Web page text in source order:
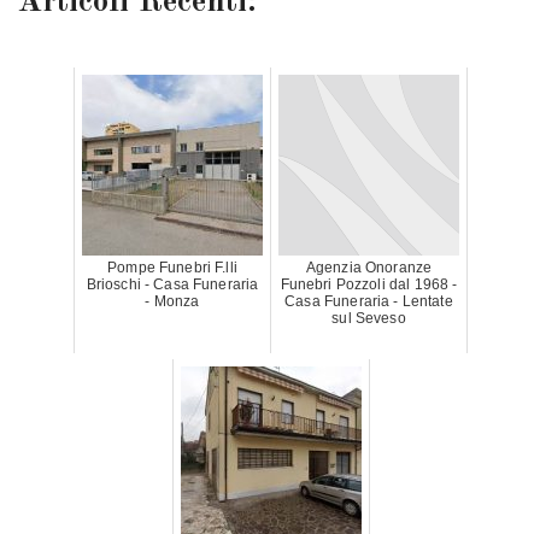
Pompe Funebri F.lli
Brioschi - Casa Funeraria
- Monza
Agenzia Onoranze
Funebri Pozzoli dal 1968 -
Casa Funeraria - Lentate
sul Seveso